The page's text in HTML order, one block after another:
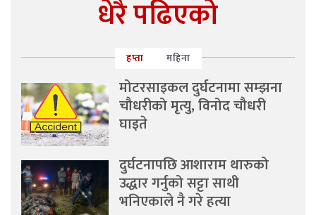
धेरै पढिएको
हप्ता महिना
मोटरसाइकल दुर्घटनामा सम्झना
चौधरीको मृत्यु, विनोद चौधरी
घाइते
दुर्घटनापछि आशाराम थारुको
उद्धार गर्नुको सट्टा साथी
भनिएकाले नै गरे हत्या